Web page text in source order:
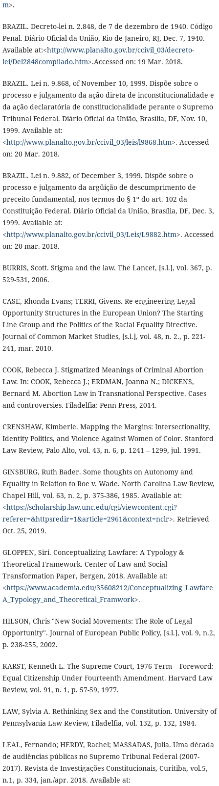
m>.
BRAZIL. Decreto-lei n. 2.848, de 7 de dezembro de 1940. Código
Penal. Diário Oficial da União, Rio de Janeiro, RJ, Dec. 7, 1940.
Available at:<http://www.planalto.gov.br/ccivil_03/decreto-
lei/Del2848compilado.htm>.Accessed on: 19 Mar. 2018.
BRAZIL. Lei n. 9.868, of November 10, 1999. Dispõe sobre o
processo e julgamento da ação direta de inconstitucionalidade e
da ação declaratória de constitucionalidade perante o Supremo
Tribunal Federal. Diário Oficial da União, Brasília, DF, Nov. 10,
1999. Available at:
<http://www.planalto.gov.br/ccivil_03/leis/l9868.htm>. Accessed
on: 20 Mar. 2018.
BRAZIL. Lei n. 9.882, of December 3, 1999. Dispõe sobre o
processo e julgamento da argüição de descumprimento de
preceito fundamental, nos termos do § 1º do art. 102 da
Constituição Federal. Diário Oficial da União, Brasília, DF, Dec. 3,
1999. Available at:
<http://www.planalto.gov.br/ccivil_03/Leis/L9882.htm>. Accessed
on: 20 mar. 2018.
BURRIS, Scott. Stigma and the law. The Lancet, [s.l.], vol. 367, p.
529-531, 2006.
CASE, Rhonda Evans; TERRI, Givens. Re-engineering Legal
Opportunity Structures in the European Union? The Starting
Line Group and the Politics of the Racial Equality Directive.
Journal of Common Market Studies, [s.l.], vol. 48, n. 2., p. 221-
241, mar. 2010.
COOK, Rebecca J. Stigmatized Meanings of Criminal Abortion
Law. In: COOK, Rebecca J.; ERDMAN, Joanna N.; DICKENS,
Bernard M. Abortion Law in Transnational Perspective. Cases
and controversies. Filadelfia: Penn Press, 2014.
CRENSHAW, Kimberle. Mapping the Margins: Intersectionality,
Identity Politics, and Violence Against Women of Color. Stanford
Law Review, Palo Alto, vol. 43, n. 6, p. 1241 – 1299, jul. 1991.
GINSBURG, Ruth Bader. Some thoughts on Autonomy and
Equality in Relation to Roe v. Wade. North Carolina Law Review,
Chapel Hill, vol. 63, n. 2, p. 375-386, 1985. Available at:
<https://scholarship.law.unc.edu/cgi/viewcontent.cgi?
referer=&httpsredir=1&article=2961&context=nclr>. Retrieved
Oct. 25, 2019.
GLOPPEN, Siri. Conceptualizing Lawfare: A Typology &
Theoretical Framework. Center of Law and Social
Transformation Paper, Bergen, 2018. Available at:
<https://www.academia.edu/35608212/Conceptualizing_Lawfare_
A_Typology_and_Theoretical_Framwork>.
HILSON, Chris "New Social Movements: The Role of Legal
Opportunity". Journal of European Public Policy, [s.l.], vol. 9, n.2,
p. 238-255, 2002.
KARST, Kenneth L. The Supreme Court, 1976 Term – Foreword:
Equal Citizenship Under Fourteenth Amendment. Harvard Law
Review, vol. 91, n. 1, p. 57-59, 1977.
LAW, Sylvia A. Rethinking Sex and the Constitution. University of
Pennsylvania Law Review, Filadelfia, vol. 132, p. 132, 1984.
LEAL, Fernando; HERDY, Rachel; MASSADAS, Julia. Uma década
de audiências públicas no Supremo Tribunal Federal (2007-
2017). Revista de Investigações Constitucionais, Curitiba, vol.5,
n.1, p. 334, jan./apr. 2018. Available at: